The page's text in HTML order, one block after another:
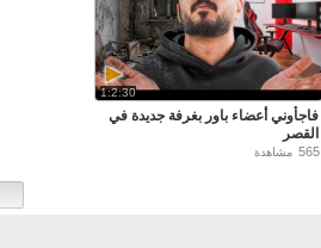
1:2:30
فاجأوني أعضاء باور بغرفة جديدة في
القصر
565 مشاهدة